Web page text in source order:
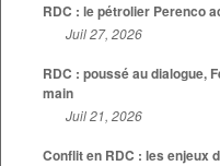
RDC : le pétrolier Perenco
Juil 27, 2026
RDC : poussé au dialogue,
main
Juil 21, 2026
Conflit en RDC : les enjeux